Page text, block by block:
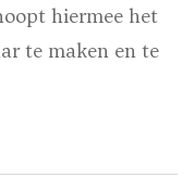
hiermee het
te maken en te